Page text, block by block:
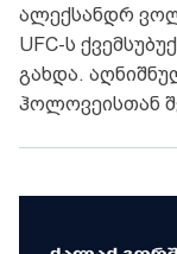
ალექსანდრ
UFC-ს
გახდა.
ჰოლოვეისთან